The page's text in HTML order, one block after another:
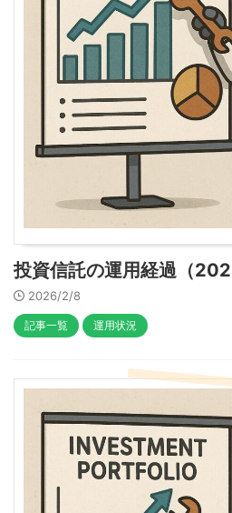
投資信託の運用経過（
2026/2/8
記事一覧 運用状況